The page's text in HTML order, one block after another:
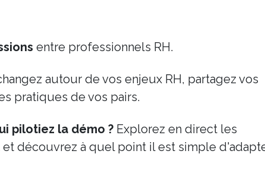
entre professionnels RH.
autour de vos enjeux RH, partagez vos
pratiques de vos pairs.
pilotiez la démo ? Explorez en direct les
découvrez à quel point il est simple